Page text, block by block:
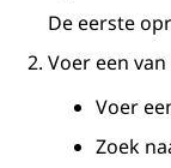
De eerste
Voer een
Voer
Zoek